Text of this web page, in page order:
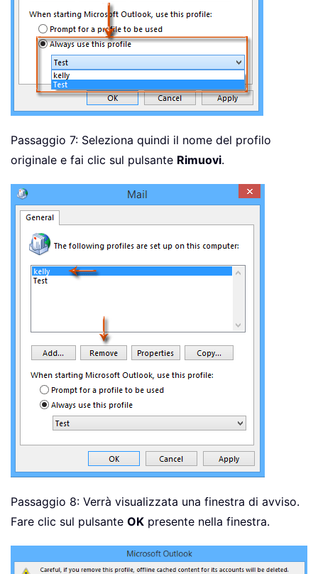
Passaggio 7: Seleziona quindi il nome del profilo
originale e fai clic sul pulsante Rimuovi.
Passaggio 8: Verrà visualizzata una finestra di avviso.
Fare clic sul pulsante OK presente nella finestra.